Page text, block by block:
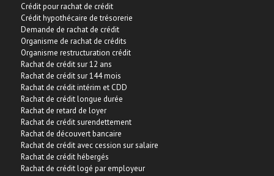
Liens utiles
Adhérent AFIB
Alléger mensualités de crédit
Banque rachat de crédit
Conseil rachat de crédit
Courtier intermédiaire en opérations bancaires
Courtier rachat de crédit
Demande rachat de prêt en ligne
Deuxième rachat de crédit
Diminuer mensualités prêt
Crédit pour rachat de crédit
Crédit hypothécaire de trésorerie
Demande de rachat de crédit
Organisme de rachat de crédits
Organisme restructuration crédit
Rachat de crédit sur 12 ans
Rachat de crédit sur 144 mois
Rachat de crédit intérim et CDD
Rachat de crédit longue durée
Rachat de retard de loyer
Rachat de crédit surendettement
Rachat de découvert bancaire
Rachat de crédit avec cession sur salaire
Rachat de crédit hébergés
Rachat de crédit logé par employeur